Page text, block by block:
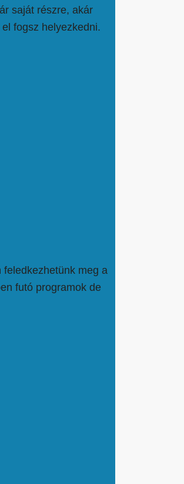
saját részre, akár
fogsz helyezkedni.
meg a
futó programok de